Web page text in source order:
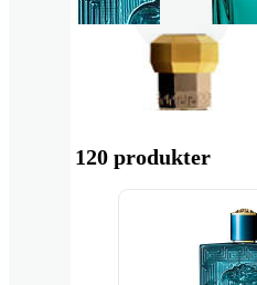
Eros
The Dreamer
120 produkter